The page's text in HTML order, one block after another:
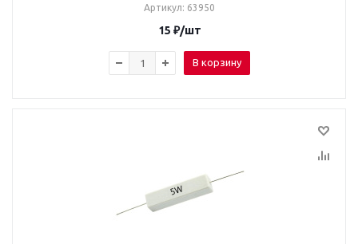
Артикул: 63950
15 ₽/шт
В корзину